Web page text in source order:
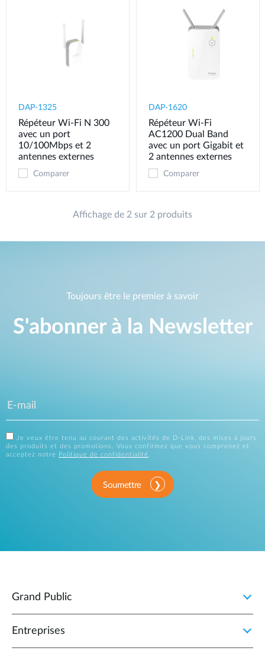
DAP-1325
Répéteur Wi-Fi N 300
avec un port
10/100Mbps et 2
antennes externes
Comparer
DAP-1620
Répéteur Wi-Fi
AC1200 Dual Band
avec un port Gigabit et
2 antennes externes
Comparer
Affichage de 2 sur 2 produits
Toujours être le premier à savoir
S'abonner à la Newsletter
Je veux être tenu au courant des activités de D-Link, des mises à jours
des produits et des promotions. Vous confirmez que vous comprenez et
acceptez notre
Politique de confidentialité
Soumettre
Grand Public
Entreprises